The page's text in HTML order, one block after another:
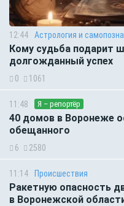
12:44 Астрология и
Кому судьба подарит
долгожданный успех
0 1061
11:48 Я – репортёр
40 домов в Воронеже
обещанного
6 2580
11:14 Происшествия
Ракетную опасность
в Воронежской